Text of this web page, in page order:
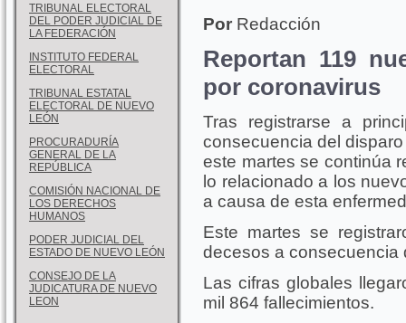
TRIBUNAL ELECTORAL
DEL PODER JUDICIAL DE
LA FEDERACIÓN
INSTITUTO FEDERAL
ELECTORAL
TRIBUNAL ESTATAL
ELECTORAL DE NUEVO
LEÓN
PROCURADURÍA
GENERAL DE LA
REPÚBLICA
COMISIÓN NACIONAL DE
LOS DERECHOS
HUMANOS
PODER JUDICIAL DEL
ESTADO DE NUEVO LEÓN
CONSEJO DE LA
JUDICATURA DE NUEVO
LEON
Por Redacción
Reportan 119
por coronavirus
Tras registrarse a
consecuencia del
este martes se continúa
lo relacionado a los
a causa de esta
Este martes se
decesos a consecuencia
Las cifras globales
mil 864 fallecimientos.